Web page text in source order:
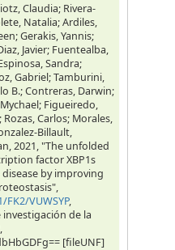
Claudia; Rivera-
Natalia; Ardiles,
Gerakis, Yannis;
Javier; Fuentealba,
Sandra;
Gabriel; Tamburini,
B.; Contreras, Darwin;
Figueiredo,
Carlos; Morales,
Billault,
2021, "The unfolded
factor XBP1s
by improving
VUWSYP,
de la
[fileUNF]